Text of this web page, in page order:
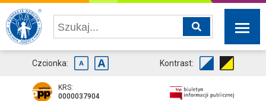
Czcionka: Kontrast:
KRS:
0000037904